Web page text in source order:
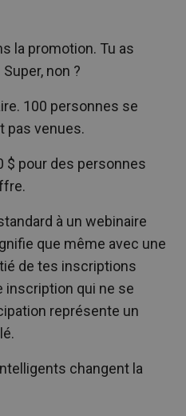
la promotion. Tu as
non ?
100 personnes se
pas venues.
$ pour des personnes
à un webinaire
que même avec une
de tes inscriptions
inscription qui ne se
représente un
changent la